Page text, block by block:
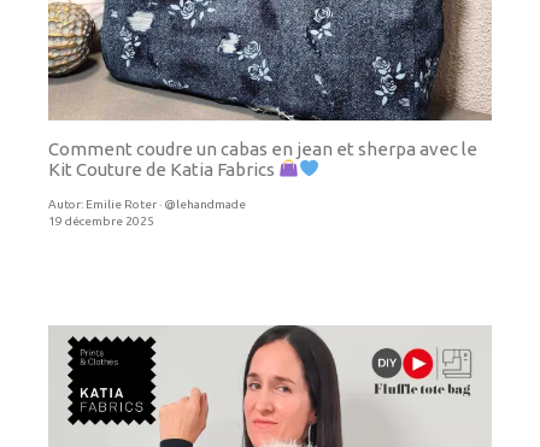
Comment coudre un cabas en jean et sherpa avec le
Kit Couture de Katia Fabrics
Autor: Emilie Roter · @lehandmade
19 décembre 2025